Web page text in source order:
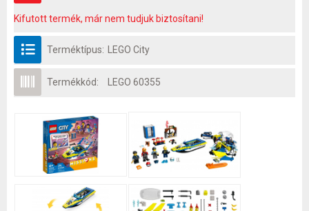
Kifutott termék, már nem tudjuk biztosítani!
Terméktípus: LEGO City
Termékkód: LEGO 60355